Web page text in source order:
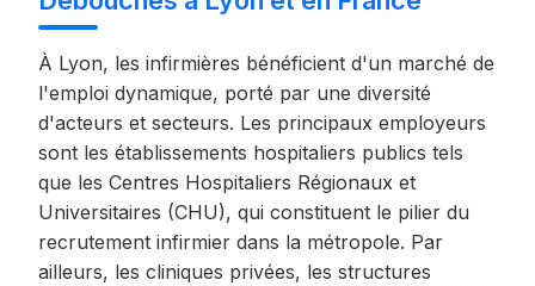
À Lyon, les infirmières bénéficient d'un marché de
l'emploi dynamique, porté par une diversité
d'acteurs et secteurs. Les principaux employeurs
sont les établissements hospitaliers publics tels
que les Centres Hospitaliers Régionaux et
Universitaires (CHU), qui constituent le pilier du
recrutement infirmier dans la métropole. Par
ailleurs, les cliniques privées, les structures